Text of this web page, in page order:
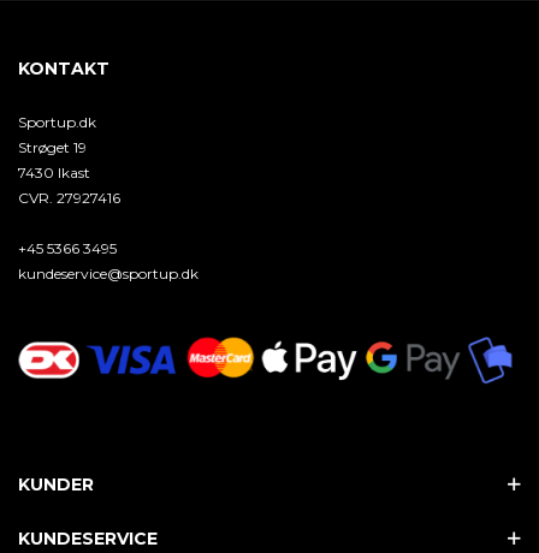
KONTAKT
Sportup.dk
Strøget 19
7430 Ikast
CVR. 27927416
+45 5366 3495
kundeservice@sportup.dk
KUNDER
KUNDESERVICE